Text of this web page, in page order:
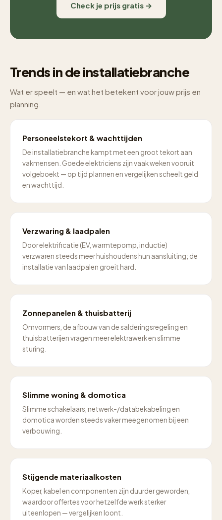
Check je prijs gratis →
Trends in de installatiebranche
Wat er speelt — en wat het betekent voor jouw prijs en
planning.
Personeelstekort & wachttijden
De installatiebranche kampt met een groot tekort aan
vakmensen. Goede elektriciens zijn vaak weken vooruit
volgeboekt — op tijd plannen en vergelijken scheelt geld
en wachttijd.
Verzwaring & laadpalen
Door elektrificatie (EV, warmtepomp, inductie)
verzwaren steeds meer huishoudens hun aansluiting; de
installatie van laadpalen groeit hard.
Zonnepanelen & thuisbatterij
Omvormers, de afbouw van de salderingsregeling en
thuisbatterijen vragen meer elektrawerk en slimme
sturing.
Slimme woning & domotica
Slimme schakelaars, netwerk-/databekabeling en
domotica worden steeds vaker meegenomen bij een
verbouwing.
Stijgende materiaalkosten
Koper, kabel en componenten zijn duurder geworden,
waardoor offertes voor hetzelfde werk sterker
uiteenlopen — vergelijken loont.